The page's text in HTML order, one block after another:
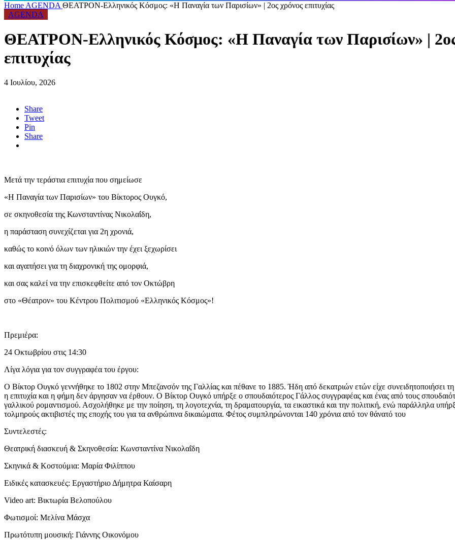
Home AGENDA ΘΕΑΤΡΟΝ-Ελληνικός Κόσμος: «Η Παναγία των Παρισίων» | 2ος χρόνος επιτυχίας
AGENDA
ΘΕΑΤΡΟΝ-Ελληνικός Κόσμος: «Η Παναγία των Παρισίων» |
επιτυχίας
4 Ιουλίου, 2026
Share
Tweet
Pin
Share
Μετά την τεράστια επιτυχία που σημείωσε
«Η Παναγία των Παρισίων» του Βίκτορος Ουγκό,
σε σκηνοθεσία της Κωνσταντίνας Νικολαΐδη,
η παράσταση συνεχίζεται για 2η χρονιά,
καθώς το κοινό όλων των ηλικιών την έχει ξεχωρίσει
και αγαπήσει για τη διαχρονική της ομορφιά,
και σας καλεί να την επισκεφθείτε από τον Οκτώβρη
στο «Θέατρον» του Κέντρου Πολιτισμού «Ελληνικός Κόσμος»!
Πρεμιέρα:
24 Οκτωβρίου στις 14:30
Λίγα λόγια για τον συγγραφέα του έργου:
Ο Βίκτορ Ουγκό γεννήθηκε το 1802 στην Μπεζανσόν της Γαλλίας και πέθανε το 1885. Ήδη από δεκατριών ετών είχε συνειδητοποιήσει τη
η επιτυχία και η φήμη δεν άργησαν να έρθουν. Ο Βίκτορ Ουγκό υπήρξε ο σπουδαιότερος Γάλλος συγγραφέας και ένας από τους
γαλλικού ρομαντισμού. Ασχολήθηκε με την ποίηση, τη λογοτεχνία, τη δραματουργία, τα εικαστικά και την πολιτική, ενώ παράλληλα
τολμηρούς ακτιβιστές της εποχής του για τα ανθρώπινα δικαιώματα. Φέτος συμπληρώνονται 140 χρόνια από τον θάνατό του
Συντελεστές:
Θεατρική διασκευή & Σκηνοθεσία: Κωνσταντίνα Νικολαΐδη
Σκηνικά & Κοστούμια: Μαρία Φιλίππου
Ειδικές κατασκευές: Εργαστήριο Δήμητρα Καίσαρη
Video art: Βικτωρία Βελοπούλου
Φωτισμοί: Μελίνα Μάσχα
Πρωτότυπη μουσική: Γιάννης Οικονόμου